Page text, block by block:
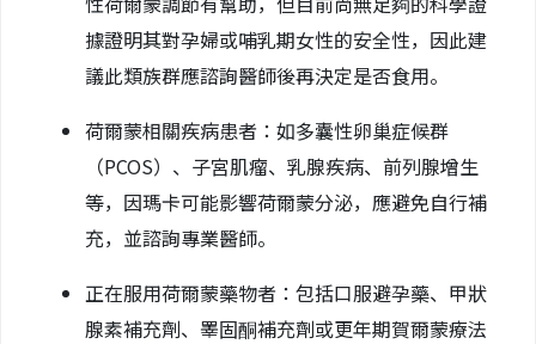
據證明其對孕婦或哺乳期女性的安全性，因此建
議此類族群應諮詢醫師後再決定是否食用。
荷爾蒙相關疾病患者：如多囊性卵巢症候群
（PCOS）、子宮肌瘤、乳腺疾病、前列腺增生
等，因瑪卡可能影響荷爾蒙分泌，應避免自行補
充，並諮詢專業醫師。
正在服用荷爾蒙藥物者：包括口服避孕藥、甲狀
腺素補充劑、睪固酮補充劑或更年期賀爾蒙療法